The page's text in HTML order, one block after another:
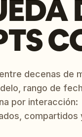
decenas de
rango de
por interacción:
compartidos